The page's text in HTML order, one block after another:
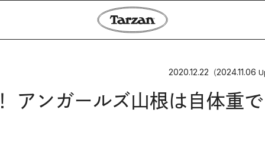
2020.12.22 （2024.11.06
ンガールズ山根は自体重で